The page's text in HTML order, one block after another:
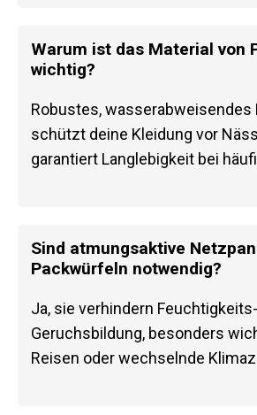
Warum ist das Material von
wichtig?
Robustes, wasserabweisendes
schützt deine Kleidung vor
garantiert Langlebigkeit bei
Sind atmungsaktive
Packwürfeln notwendig?
Ja, sie verhindern
Geruchsbildung, besonders
Reisen oder wechselnde